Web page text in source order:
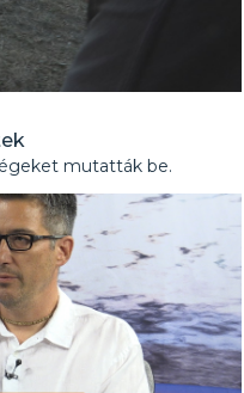
mutatták be.